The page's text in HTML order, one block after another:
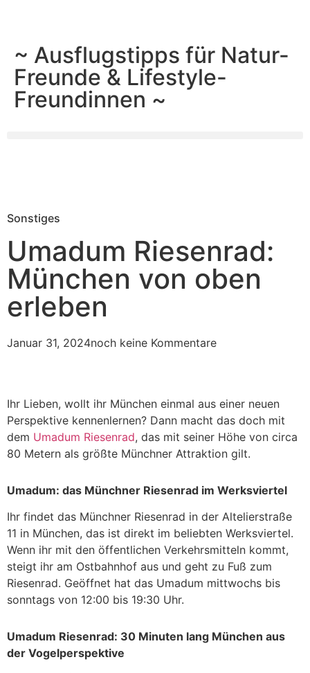
~ Ausflugstipps für Natur-
Freunde & Lifestyle-
Freundinnen ~
Sonstiges
Umadum Riesenrad:
München von oben
erleben
Januar 31, 2024noch keine Kommentare
Ihr Lieben, wollt ihr München einmal aus einer neuen
Perspektive kennenlernen? Dann macht das doch mit
dem Umadum Riesenrad, das mit seiner Höhe von circa
80 Metern als größte Münchner Attraktion gilt.
Umadum: das Münchner Riesenrad im Werksviertel
Ihr findet das Münchner Riesenrad in der Altelierstraße
11 in München, das ist direkt im beliebten Werksviertel.
Wenn ihr mit den öffentlichen Verkehrsmitteln kommt,
steigt ihr am Ostbahnhof aus und geht zu Fuß zum
Riesenrad. Geöffnet hat das Umadum mittwochs bis
sonntags von 12:00 bis 19:30 Uhr.
Umadum Riesenrad: 30 Minuten lang München aus
der Vogelperspektive